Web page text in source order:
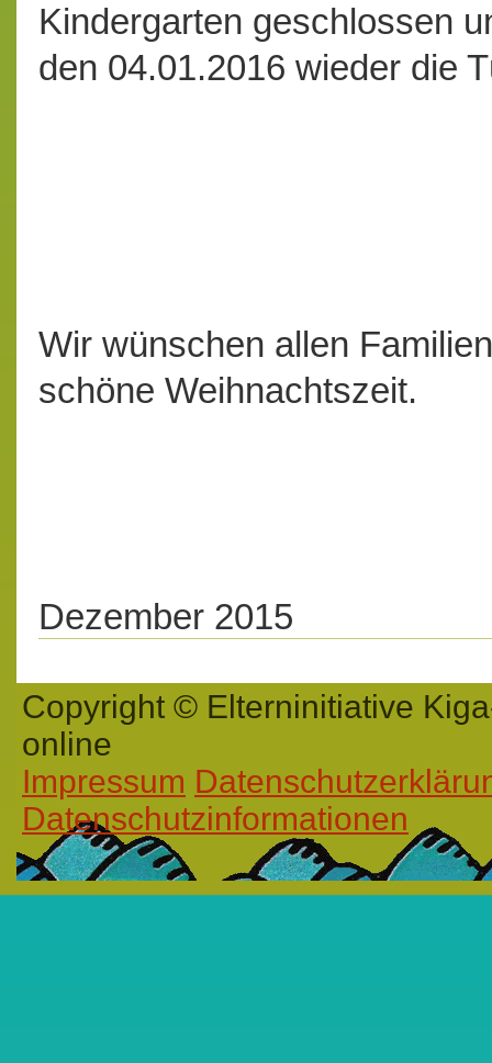
Kindergarten geschlossen
den 04.01.2016 wieder die
Wir wünschen allen
schöne Weihnachtszeit.
Dezember 2015
Copyright © Elterninitiative
online
Impressum
Datenschutzinformationen